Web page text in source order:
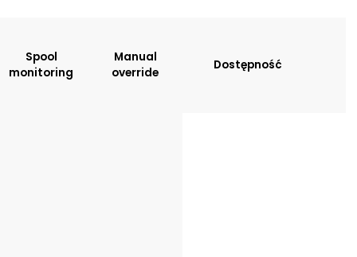
Spool
monitoring
Manual
override
Dostępność